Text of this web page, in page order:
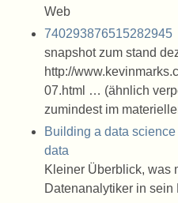
Web
740293876515282945
snapshot zum stand
http://
07.html … (ähnlich
zumindest im
Building a data
data
Kleiner Überblick, was
Datenanalytiker in sein